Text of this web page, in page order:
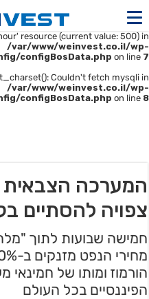
(HY000/1226): User
has exceeded the
resource (current value: 500) in
/var/www/weinvest.co.il/wp-
configBosData.php on line 7
Couldn't fetch mysqli in
/var/www/weinvest.co.il/wp-
configBosData.php on line 8
המערכה הצבאית
צפויה להסתיים
חמישה שבועות לתוך
הורמוז ומותו של חמינאי
הפיננסיים בכל העולם